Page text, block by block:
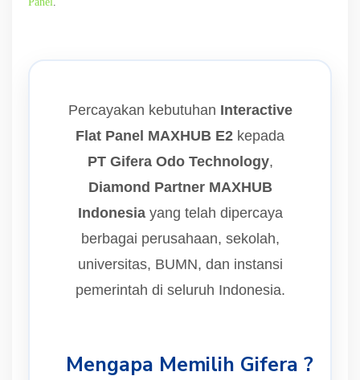
Percayakan kebutuhan Interactive
Flat Panel MAXHUB E2 kepada
PT Gifera Odo Technology,
Diamond Partner MAXHUB
Indonesiayang telah dipercaya
berbagai perusahaan, sekolah,
universitas, BUMN, dan instansi
pemerintah di seluruh Indonesia.
Mengapa Memilih Gifera ?